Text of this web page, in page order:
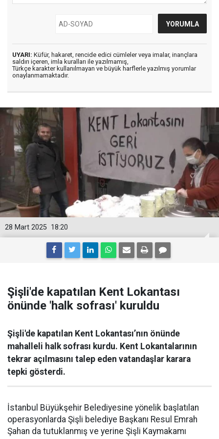
UYARI: Küfür, hakaret, rencide edici cümleler veya imalar, inançlara
saldırı içeren, imla kuralları ile yazılmamış,
Türkçe karakter kullanılmayan ve büyük harflerle yazılmış yorumlar
onaylanmamaktadır.
18:20
28 Mart 2025
Şişli'de kapatılan Kent Lokantası
önünde 'halk sofrası' kuruldu
Şişli'de kapatılan Kent Lokantası’nın önünde
mahalleli halk sofrası kurdu. Kent Lokantalarının
tekrar açılmasını talep eden vatandaşlar karara
tepki gösterdi.
İstanbul Büyükşehir Belediyesine yönelik başlatılan
operasyonlarda Şişli belediye Başkanı Resul Emrah
Şahan da tutuklanmış ve yerine Şişli Kaymakamı